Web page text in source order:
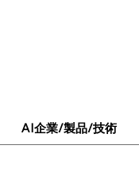
AI企業/製品/技術